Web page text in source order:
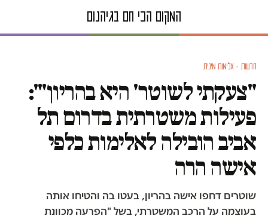
חדשות · אלימות מינית
"צעקתי לשוטר' היא בהריון'":
פעילות משטרתית בדרום תל
אביב הובילה לאלימות כלפי
אישה הרה
שוטרים דחפו אישה בהריון, בעטו בה והטיחו אותה
בעוצמה על הרכב המשטרתי, בשל "הפרעה מכוונת